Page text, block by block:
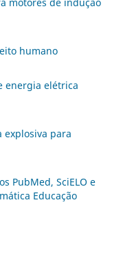
humano
energia elétrica
explosiva para
PubMed, SciELO e
Educação